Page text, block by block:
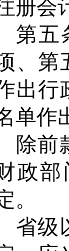
册会
第五
、第
出行
单作
除前
政
。
省级